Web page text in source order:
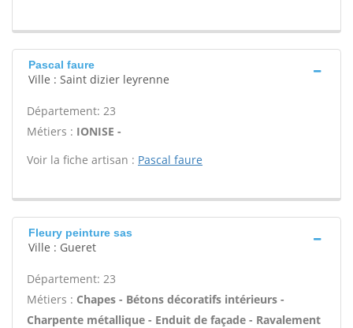
Pascal faure
Ville : Saint dizier leyrenne
Département: 23
Métiers : IONISE -
Voir la fiche artisan : Pascal faure
Fleury peinture sas
Ville : Gueret
Département: 23
Métiers : Chapes - Bétons décoratifs intérieurs -
Charpente métallique - Enduit de façade - Ravalement